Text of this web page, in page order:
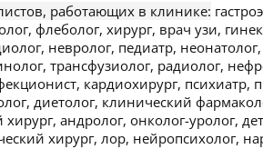
работающих в клинике:
флеболог, хирург, врач узи,
невролог, педиатр,
трансфузиолог, радиолог,
кардиохирург, психиатр,
диетолог, клинический
андролог, онколог-уролог,
хирург, лор, нейропсихолог,